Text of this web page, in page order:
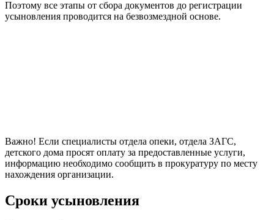
Поэтому все этапы от сбора документов до регистрации
усыновления проводится на безвозмездной основе.
Важно! Если специалисты отдела опеки, отдела ЗАГС,
детского дома просят оплату за предоставленные услуги,
информацию необходимо сообщить в прокуратуру по месту
нахождения организации.
Сроки усыновления